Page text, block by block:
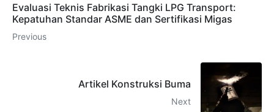
Evaluasi Teknis Fabrikasi Tangki LPG Transport:
Kepatuhan Standar ASME dan Sertifikasi Migas
Previous
Artikel Konstruksi Buma
Next